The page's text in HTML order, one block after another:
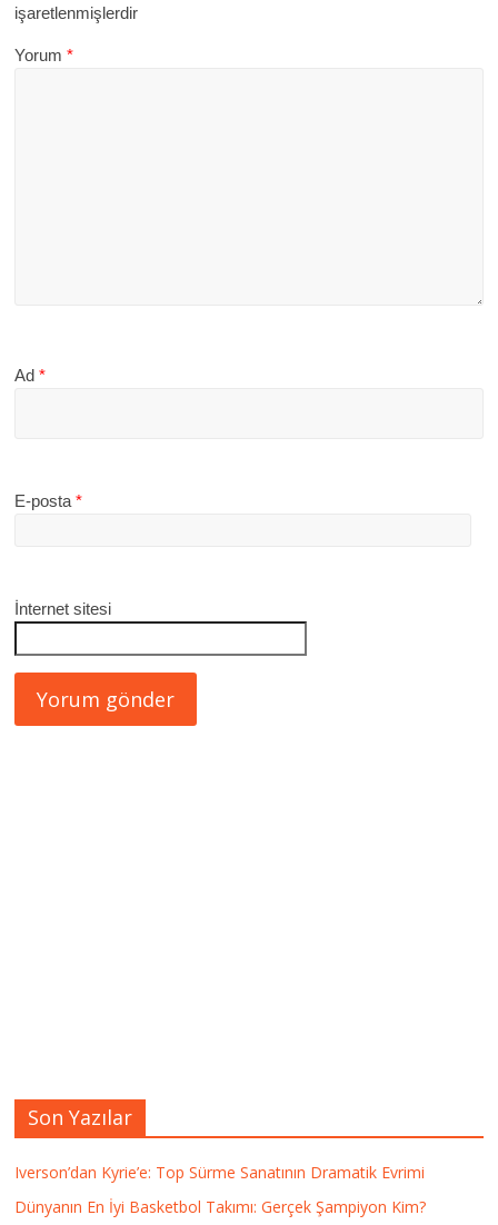
işaretlenmişlerdir
Yorum*
Ad*
E-posta*
İnternet sitesi
Son Yazılar
Iverson’dan Kyrie’e: Top Sürme Sanatının Dramatik Evrimi
Dünyanın En İyi Basketbol Takımı: Gerçek Şampiyon Kim?